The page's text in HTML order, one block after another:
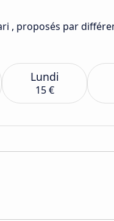
, proposés par
Lundi
15 €